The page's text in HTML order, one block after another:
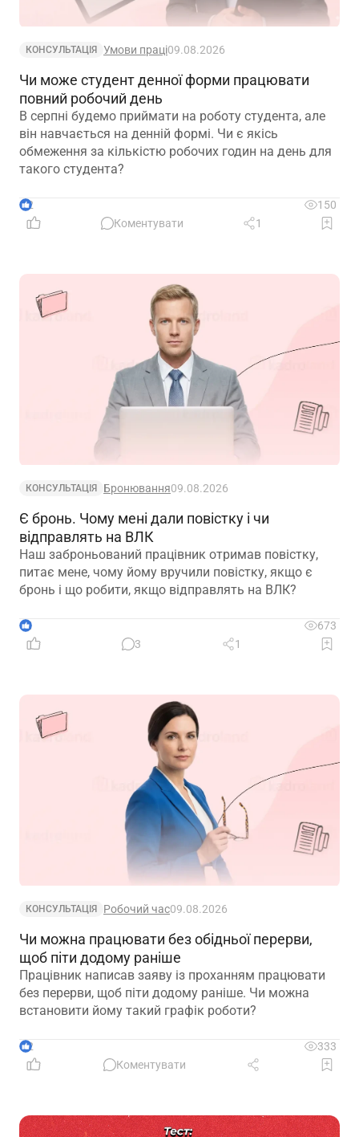
КОНСУЛЬТАЦІЯ Умови праці09.08.2026
Чи може студент денної форми працювати
повний робочий день
В серпні будемо приймати на роботу студента, але
він навчається на денній формі. Чи є якісь
обмеження за кількістю робочих годин на день для
такого студента?
2
150
Коментувати
1
КОНСУЛЬТАЦІЯ Бронювання09.08.2026
Є бронь. Чому мені дали повістку і чи
відправлять на ВЛК
Наш заброньований працівник отримав повістку,
питає мене, чому йому вручили повістку, якщо є
бронь і що робити, якщо відправлять на ВЛК?
1
673
3
1
КОНСУЛЬТАЦІЯ Робочий час09.08.2026
Чи можна працювати без обідньої перерви,
щоб піти додому раніше
Працівник написав заяву із проханням працювати
без перерви, щоб піти додому раніше. Чи можна
встановити йому такий графік роботи?
2
333
Коментувати